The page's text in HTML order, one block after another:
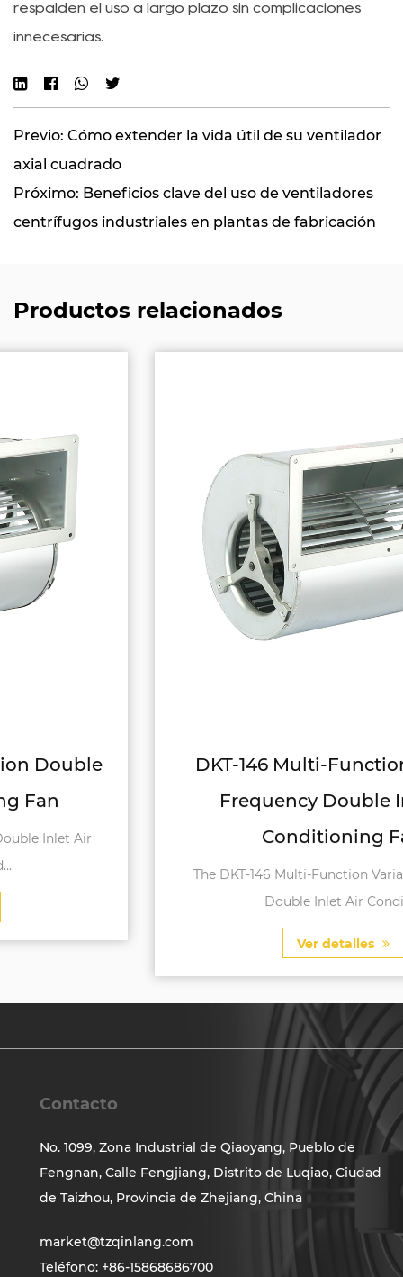
respalden el uso a largo plazo sin complicaciones
innecesarias.
Previo: Cómo extender la vida útil de su ventilador
axial cuadrado
Próximo: Beneficios clave del uso de ventiladores
centrífugos industriales en plantas de fabricación
Productos relacionados
DKT-146 Multi-Function Variable
Frequency Double Inlet Air
Conditioning Fan
The DKT-146 Multi-Function Variable Frequency
Double Inlet Air Conditi...
Contacto
No. 1099, Zona Industrial de Qiaoyang, Pueblo de
Fengnan, Calle Fengjiang, Distrito de Luqiao, Ciudad
de Taizhou, Provincia de Zhejiang, China
market@tzqinlang.com
Teléfono: +86-15868686700